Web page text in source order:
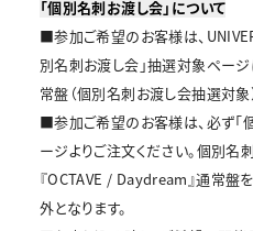
「個別名刺お渡し会」について
■参加ご希望のお客様は、
別名刺お渡し会」抽選対象ペー
常盤（個別名刺お渡し会抽選対象
■参加ご希望のお客様は、必ず「
ージよりご注文ください。個別
『OCTAVE / Daydream』通常盤
外となります。